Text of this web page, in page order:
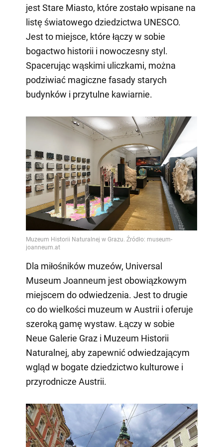
jest Stare Miasto, które zostało wpisane na
listę światowego dziedzictwa UNESCO.
Jest to miejsce, które łączy w sobie
bogactwo historii i nowoczesny styl.
Spacerując wąskimi uliczkami, można
podziwiać magiczne fasady starych
budynków i przytulne kawiarnie.
Dla miłośników muzeów, Universal
Museum Joanneum jest obowiązkowym
miejscem do odwiedzenia. Jest to drugie
co do wielkości muzeum w Austrii i oferuje
szeroką gamę wystaw. Łączy w sobie
Neue Galerie Graz i Muzeum Historii
Naturalnej, aby zapewnić odwiedzającym
wgląd w bogate dziedzictwo kulturowe i
przyrodnicze Austrii.